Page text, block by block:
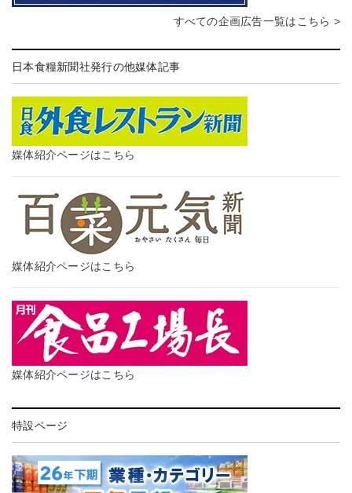
すべての企画広告一覧はこちら >
日本食糧新聞社発行の他媒体記事
媒体紹介ページはこちら
媒体紹介ページはこちら
媒体紹介ページはこちら
特設ページ